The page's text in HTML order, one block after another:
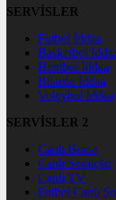
SERVİSLER
Futbol İddaa
Basketbol
Hentbol İddaa
Bilardo İddaa
Voleybol İddaa
SERVİSLER 2
Canlı Borsa
Canlı Sonuçlar
Canlı TV
Futbol Canlı